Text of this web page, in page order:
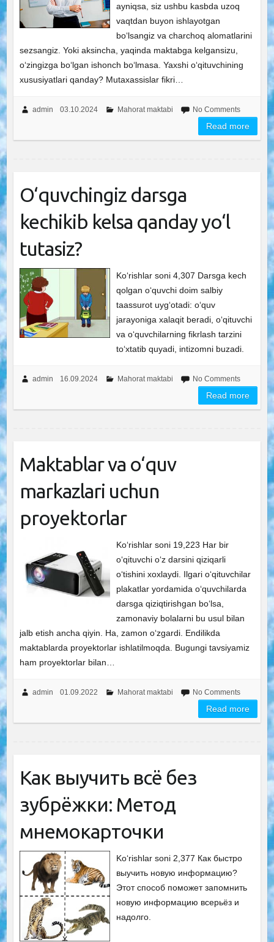
ayniqsa, siz ushbu kasbda uzoq
vaqtdan buyon ishlayotgan
bo‘lsangiz va charchoq alomatlarini
sezsangiz. Yoki aksincha, yaqinda maktabga kelgansizu,
o‘zingizga bo‘lgan ishonch bo‘lmasa. Yaxshi o‘qituvchining
xususiyatlari qanday? Mutaxassislar fikri…
admin 03.10.2024 Mahorat maktabi No Comments
Read more
O‘quvchingiz darsga
kechikib kelsa qanday yo‘l
tutasiz?
Ko‘rishlar soni 4,307 Darsga kech
qolgan o‘quvchi doim salbiy
taassurot uyg‘otadi: o‘quv
jarayoniga xalaqit beradi, o‘qituvchi
va o‘quvchilarning fikrlash tarzini
to‘xtatib quyadi, intizomni buzadi.
admin 16.09.2024 Mahorat maktabi No Comments
Read more
Maktablar va o‘quv
markazlari uchun
proyektorlar
Ko‘rishlar soni 19,223 Har bir
o‘qituvchi o‘z darsini qiziqarli
o‘tishini xoxlaydi. Ilgari o‘qituvchilar
plakatlar yordamida o‘quvchilarda
darsga qiziqtirishgan bo‘lsa,
zamonaviy bolalarni bu usul bilan
jalb etish ancha qiyin. Ha, zamon o‘zgardi. Endilikda
maktablarda proyektorlar ishlatilmoqda. Bugungi tavsiyamiz
ham proyektorlar bilan…
admin 01.09.2022 Mahorat maktabi No Comments
Read more
Как выучить всё без
зубрёжки: Метод
мнемокарточки
Ko‘rishlar soni 2,377 Как быстро
выучить новую информацию?
Этот способ поможет запомнить
новую информацию всерьёз и
надолго.